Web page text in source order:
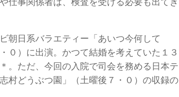
朝日系バラエティー「あいつ今何して
０）に出演。かつて結婚を考えていた１３
。ただ、今回の入院で司会を務める日本テ
村どうぶつ園」（土曜後７・０）の収録の